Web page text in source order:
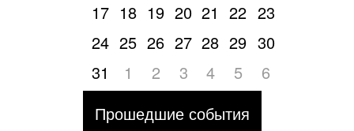
17 18 19 20 21 22 23
24 25 26 27 28 29 30
31
1 2 3 4 5
6
Прошедшие события